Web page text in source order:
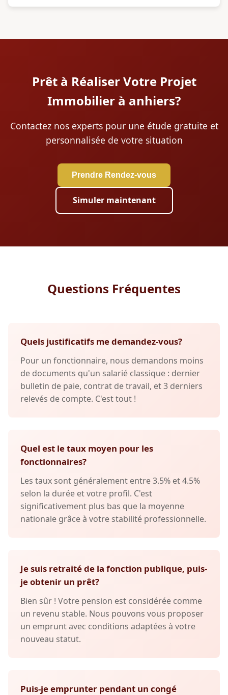
Prêt à Réaliser Votre Projet
Immobilier à anhiers?
Contactez nos experts pour une étude gratuite et
personnalisée de votre situation
Prendre Rendez-vous
Simuler maintenant
Questions Fréquentes
Quels justificatifs me demandez-vous?
Pour un fonctionnaire, nous demandons moins
de documents qu'un salarié classique : dernier
bulletin de paie, contrat de travail, et 3 derniers
relevés de compte. C'est tout !
Quel est le taux moyen pour les
fonctionnaires?
Les taux sont généralement entre 3.5% et 4.5%
selon la durée et votre profil. C'est
significativement plus bas que la moyenne
nationale grâce à votre stabilité professionnelle.
Je suis retraité de la fonction publique, puis-
je obtenir un prêt?
Bien sûr ! Votre pension est considérée comme
un revenu stable. Nous pouvons vous proposer
un emprunt avec conditions adaptées à votre
nouveau statut.
Puis-je emprunter pendant un congé